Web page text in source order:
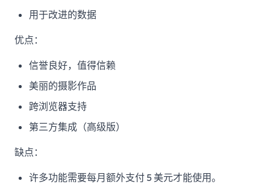
用于改进的数据
优点：
信誉良好，值得信赖
美丽的摄影作品
跨浏览器支持
第三方集成（高级版）
缺点：
许多功能需要每月额外支付 5 美元才能使用。